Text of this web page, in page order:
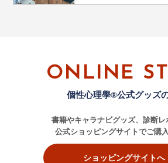
ONLINE
個性心理學®公式グッズ
書籍やキャラナビグッズ、診断レ
公式ショッピングサイトでご購入
ショッピングサイトへ